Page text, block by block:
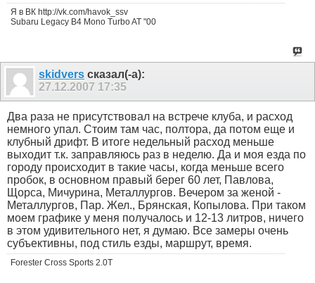
Я в ВК http://vk.com/havok_ssv
Subaru Legacy B4 Mono Turbo AT "00
skidvers сказал(-а):
27.12.2007 17:35
Два раза не присутствовал на встрече клуба, и расход
немного упал. Стоим там час, полтора, да потом еще и
клубный дрифт. В итоге недельный расход меньше
выходит т.к. заправляюсь раз в неделю. Да и моя езда по
городу происходит в такие часы, когда меньше всего
пробок, в основном правый берег 60 лет, Павлова,
Щорса, Мичурина, Металлургов. Вечером за женой -
Металлургов, Пар. Жел., Брянская, Копылова. При таком
моем графике у меня получалось и 12-13 литров, ничего
в этом удивительного нет, я думаю. Все замеры очень
субъективны, под стиль езды, маршрут, время.
Forester Cross Sports 2.0T